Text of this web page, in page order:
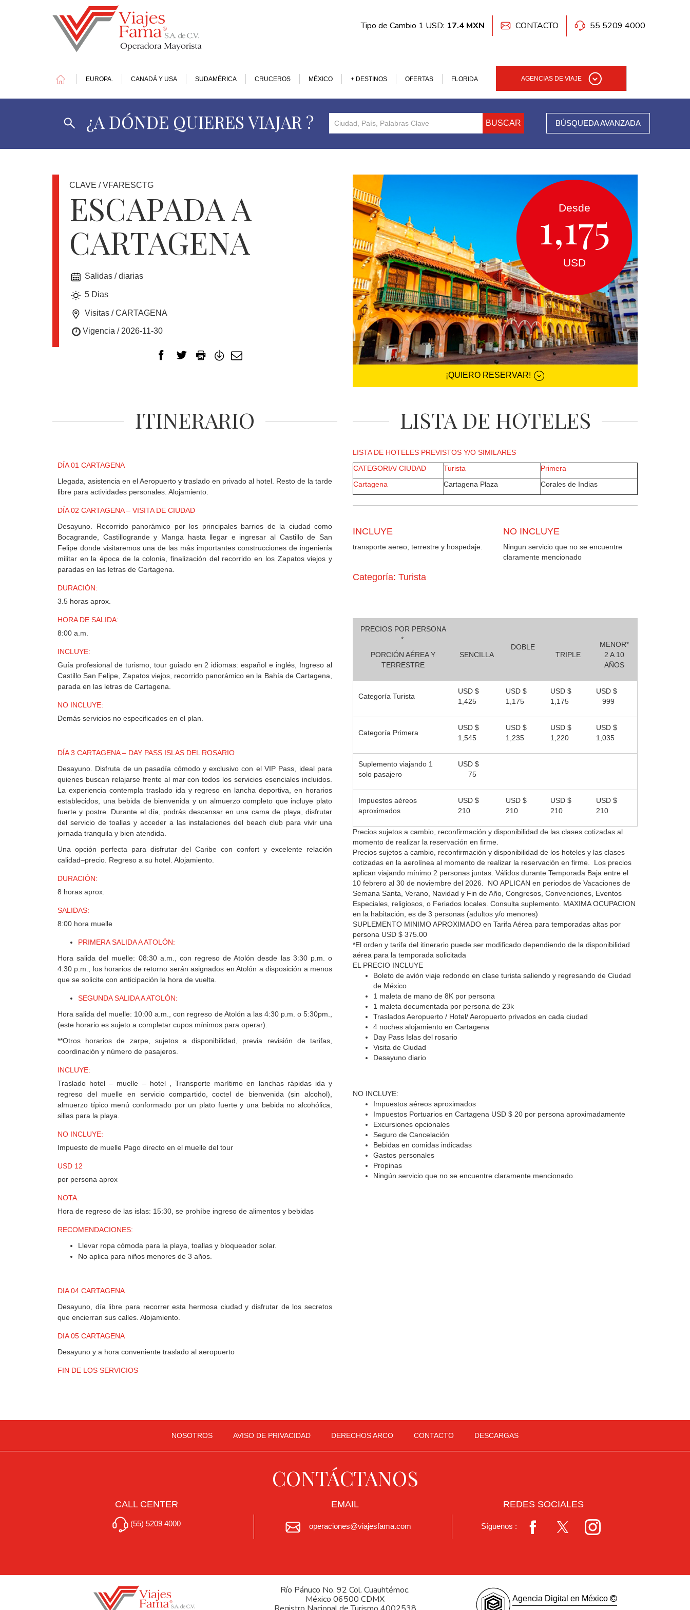
Tipo de Cambio 1 USD: 17.4 MXN CONTACTO 55 5209 4000
EUROPA. CANADÁ Y USA SUDAMÉRICA CRUCEROS MÉXICO + DESTINOS OFERTAS FLORIDA AGENCIAS DE VIAJE
¿A DÓNDE QUIERES VIAJAR ? BUSCAR BÚSQUEDA AVANZADA
=
SUDAMERICA
FLORIDA
CONTACTO
REGISTRO
CLAVE / VFARESCTG
ESCAPADA A
CARTAGENA
Salidas / diarias
5 Dias
Visitas / CARTAGENA
Vigencia / 2026-11-30
Desde
1,175
USD
¡QUIERO RESERVAR!
ITINERARIO
DÍA 01 CARTAGENA
Llegada, asistencia en el Aeropuerto y traslado en privado al hotel. Resto de la tarde
libre para actividades personales. Alojamiento.
DÍA 02 CARTAGENA – VISITA DE CIUDAD
Desayuno. Recorrido panorámico por los principales barrios de la ciudad como
Bocagrande, Castillogrande y Manga hasta llegar e ingresar al Castillo de San
Felipe donde visitaremos una de las más importantes construcciones de ingeniería
militar en la época de la colonia, finalización del recorrido en los Zapatos viejos y
paradas en las letras de Cartagena.
DURACIÓN:
3.5 horas aprox.
HORA DE SALIDA:
8:00 a.m.
INCLUYE:
Guía profesional de turismo, tour guiado en 2 idiomas: español e inglés, Ingreso al
Castillo San Felipe, Zapatos viejos, recorrido panorámico en la Bahía de Cartagena,
parada en las letras de Cartagena.
NO INCLUYE:
Demás servicios no especificados en el plan.
DÍA 3 CARTAGENA – DAY PASS ISLAS DEL ROSARIO
Desayuno. Disfruta de un pasadía cómodo y exclusivo con el VIP Pass, ideal para
quienes buscan relajarse frente al mar con todos los servicios esenciales incluidos.
La experiencia contempla traslado ida y regreso en lancha deportiva, en horarios
establecidos, una bebida de bienvenida y un almuerzo completo que incluye plato
fuerte y postre. Durante el día, podrás descansar en una cama de playa, disfrutar
del servicio de toallas y acceder a las instalaciones del beach club para vivir una
jornada tranquila y bien atendida.
Una opción perfecta para disfrutar del Caribe con confort y excelente relación
calidad–precio. Regreso a su hotel. Alojamiento.
DURACIÓN:
8 horas aprox.
SALIDAS:
8:00 hora muelle
PRIMERA SALIDA A ATOLÓN:
Hora salida del muelle: 08:30 a.m., con regreso de Atolón desde las 3:30 p.m. o
4:30 p.m., los horarios de retorno serán asignados en Atolón a disposición a menos
que se solicite con anticipación la hora de vuelta.
SEGUNDA SALIDA A ATOLÓN:
Hora salida del muelle: 10:00 a.m., con regreso de Atolón a las 4:30 p.m. o 5:30pm.,
(este horario es sujeto a completar cupos mínimos para operar).
**Otros horarios de zarpe, sujetos a disponibilidad, previa revisión de tarifas,
coordinación y número de pasajeros.
INCLUYE:
Traslado hotel – muelle – hotel , Transporte marítimo en lanchas rápidas ida y
regreso del muelle en servicio compartido, coctel de bienvenida (sin alcohol),
almuerzo típico menú conformado por un plato fuerte y una bebida no alcohólica,
sillas para la playa.
NO INCLUYE:
Impuesto de muelle Pago directo en el muelle del tour
USD 12
por persona aprox
NOTA:
Hora de regreso de las islas: 15:30, se prohíbe ingreso de alimentos y bebidas
RECOMENDACIONES:
Llevar ropa cómoda para la playa, toallas y bloqueador solar.
No aplica para niños menores de 3 años.
DIA 04 CARTAGENA
Desayuno, día libre para recorrer esta hermosa ciudad y disfrutar de los secretos
que encierran sus calles. Alojamiento.
DIA 05 CARTAGENA
Desayuno y a hora conveniente traslado al aeropuerto
FIN DE LOS SERVICIOS
LISTA DE HOTELES
LISTA DE HOTELES PREVISTOS Y/O SIMILARES
CATEGORIA/ CIUDAD
Turista
Primera
Cartagena
Cartagena Plaza Corales de Indias
INCLUYE
transporte aereo, terrestre y hospedaje.
NO INCLUYE
Ningun servicio que no se encuentre
claramente mencionado
Categoría: Turista
PRECIOS POR PERSONA
*
PORCIÓN AÉREA Y
TERRESTRE
SENCILLA
DOBLE
TRIPLE
MENOR*
2 A 10
AÑOS
Categoría Turista
USD $
1,425
USD $
1,175
USD $
1,175
USD $
999
Categoría Primera
USD $
1,545
USD $
1,235
USD $
1,220
USD $
1,035
Suplemento viajando 1
solo pasajero
USD $
75
Impuestos aéreos
aproximados
USD $
210
USD $
210
USD $
210
USD $
210
Precios sujetos a cambio, reconfirmación y disponibilidad de las clases cotizadas al
momento de realizar la reservación en firme.
Precios sujetos a cambio, reconfirmación y disponibilidad de los hoteles y las clases
cotizadas en la aerolínea al momento de realizar la reservación en firme. Los precios
aplican viajando mínimo 2 personas juntas. Válidos durante Temporada Baja entre el
10 febrero al 30 de noviembre del 2026. NO APLICAN en periodos de Vacaciones de
Semana Santa, Verano, Navidad y Fin de Año, Congresos, Convenciones, Eventos
Especiales, religiosos, o Feriados locales. Consulta suplemento. MAXIMA OCUPACION
en la habitación, es de 3 personas (adultos y/o menores)
SUPLEMENTO MINIMO APROXIMADO en Tarifa Aérea para temporadas altas por
persona USD $ 375.00
*El orden y tarifa del itinerario puede ser modificado dependiendo de la disponibilidad
aérea para la temporada solicitada
EL PRECIO INCLUYE
Boleto de avión viaje redondo en clase turista saliendo y regresando de Ciudad
de México
1 maleta de mano de 8K por persona
1 maleta documentada por persona de 23k
Traslados Aeropuerto / Hotel/ Aeropuerto privados en cada ciudad
4 noches alojamiento en Cartagena
Day Pass Islas del rosario
Visita de Ciudad
Desayuno diario
NO INCLUYE:
Impuestos aéreos aproximados
Impuestos Portuarios en Cartagena USD $ 20 por persona aproximadamente
Excursiones opcionales
Seguro de Cancelación
Bebidas en comidas indicadas
Gastos personales
Propinas
Ningún servicio que no se encuentre claramente mencionado.
NOSOTROS AVISO DE PRIVACIDAD DERECHOS ARCO CONTACTO DESCARGAS
CONTÁCTANOS
CALL CENTER
(55) 5209 4000
EMAIL
operaciones@viajesfama.com
REDES SOCIALES
Síguenos :
Río Pánuco No. 92 Col. Cuauhtémoc.
México 06500 CDMX
Agencia Digital en México